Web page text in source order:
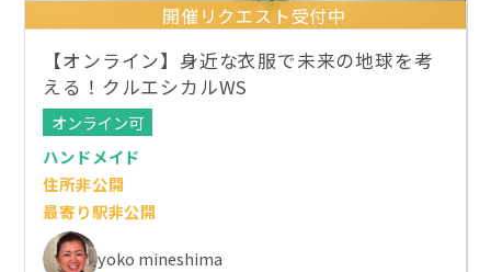
開催リクエスト受付中
【オンライン】身近な衣服で未来の地球を考
える！クルエシカルWS
オンライン可
ハンドメイド
住所非公開
最寄り駅非公開
yoko mineshima